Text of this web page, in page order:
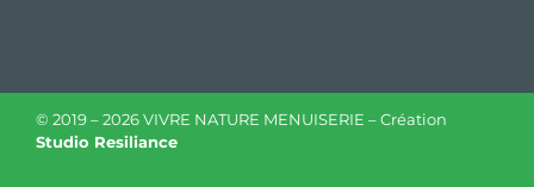
© 2019 –2026 VIVRE NATURE MENUISERIE – Création
Studio Resiliance